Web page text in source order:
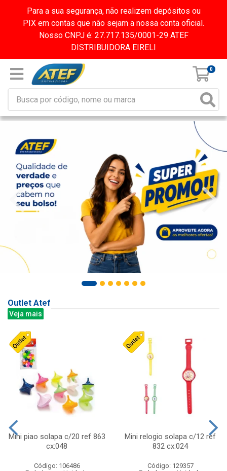
Para a sua segurança, não realizem depósitos ou
PIX em contas que não sejam a nossa conta oficial.
Nosso CNPJ é: 27.717.135/0001-29 ATEF
DISTRIBUIDORA EIRELI
0
Outlet Atef
Veja mais
Mini piao solapa c/20 ref 863
cx:048
Código: 106486
Mini relogio solapa c/12 ref
832 cx:024
Código: 129357